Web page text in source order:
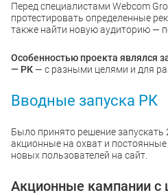
Перед специалистами Webcom
протестировать определенные
также найти новую аудиторию —
Особенностью проекта являлся
— РК— с разными целями и для
Вводные запуска РК
Было принято решение
акционные на охват и
новых пользователей на сайт.
Акционные кампании с